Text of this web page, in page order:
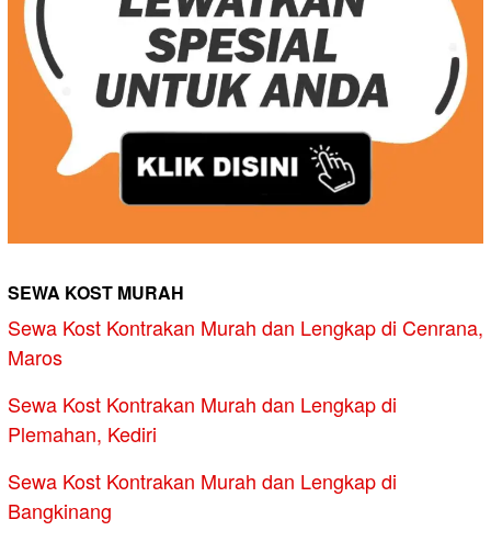
SEWA KOST MURAH
Sewa Kost Kontrakan Murah dan Lengkap di Cenrana,
Maros
Sewa Kost Kontrakan Murah dan Lengkap di
Plemahan, Kediri
Sewa Kost Kontrakan Murah dan Lengkap di
Bangkinang